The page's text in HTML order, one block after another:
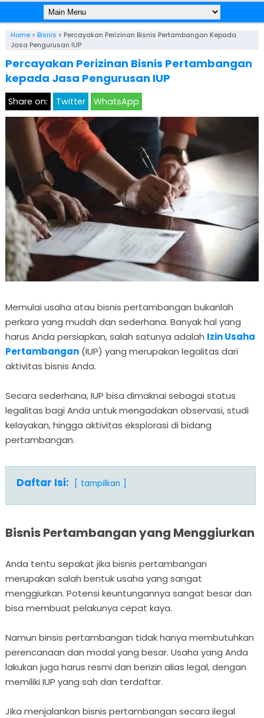
Home> Bisnis > Percayakan Perizinan Bisnis Pertambangan Kepada
Jasa Pengurusan IUP
Percayakan Perizinan Bisnis Pertambangan
kepada Jasa Pengurusan IUP
Share on: Twitter WhatsApp
Memulai usaha atau bisnis pertambangan bukanlah
perkara yang mudah dan sederhana. Banyak hal yang
harus Anda persiapkan, salah satunya adalah Izin Usaha
Pertambangan(IUP) yang merupakan legalitas dari
aktivitas bisnis Anda.
Secara sederhana, IUP bisa dimaknai sebagai status
legalitas bagi Anda untuk mengadakan observasi, studi
kelayakan, hingga aktivitas eksplorasi di bidang
pertambangan.
Daftar Isi: tampilkan
Bisnis Pertambangan yang Menggiurkan
Anda tentu sepakat jika bisnis pertambangan
merupakan salah bentuk usaha yang sangat
menggiurkan. Potensi keuntungannya sangat besar dan
bisa membuat pelakunya cepat kaya.
Namun binsis pertambangan tidak hanya membutuhkan
perencanaan dan modal yang besar. Usaha yang Anda
lakukan juga harus resmi dan berizin alias legal, dengan
memiliki IUP yang sah dan terdaftar.
Jika menjalankan bisnis pertambangan secara ilegal